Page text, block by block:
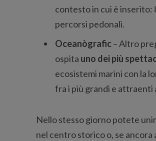
contesto in cui è inserito:
percorsi pedonali.
Oceanògrafic– Altro
ospita uno dei più
ecosistemi marini con la
fra i più grandi e attraenti
Nello stesso giorno potete
nel centro storico o, se ancora